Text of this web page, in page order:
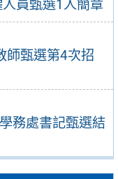
員甄選1人簡章
師甄選第4次招
務處書記甄選結